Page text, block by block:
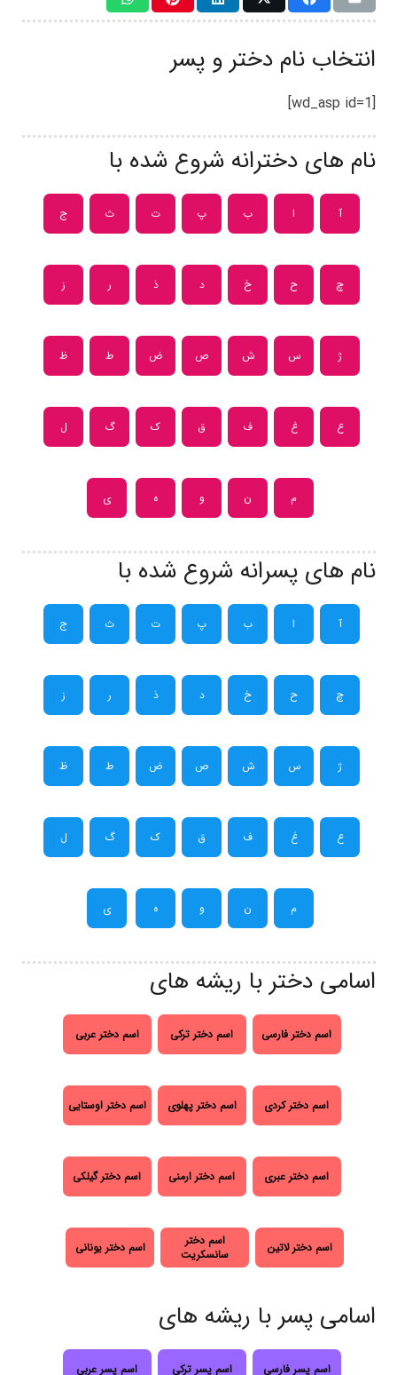
انتخاب نام دختر و پسر
[wd_asp id=1]
نام های دخترانه شروع شده با
آ ا ب پ ت ث ج
چ ح خ د ذ ر ز
ژ س ش ص ض ط ظ
ع غ ف ق ک گ ل
م ن و ه ی
نام های پسرانه شروع شده با
آ ا ب پ ت ث ج
چ ح خ د ذ ر ز
ژ س ش ص ض ط ظ
ع غ ف ق ک گ ل
م ن و ه ی
اسامی دختر با ریشه های
اسم دختر فارسی اسم دختر ترکی اسم دختر عربی
اسم دختر کردی اسم دختر پهلوی اسم دختر اوستایی
اسم دختر عبری اسم دختر ارمنی اسم دختر گیلکی
اسم دختر لاتین
اسم دختر
سانسکریت
اسم دختر یونانی
اسامی پسر با ریشه های
اسم پسر فارسی اسم پسر ترکی اسم پسر عربی